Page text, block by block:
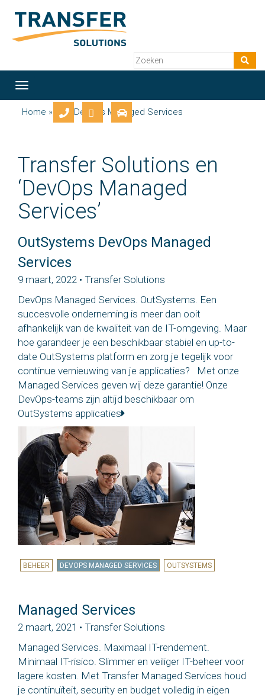
Toggle
navigation
Home » Tag: DevOps Managed Services
Transfer Solutions en
‘DevOps Managed
Services’
OutSystems DevOps Managed
Services
9 maart, 2022 • Transfer Solutions
DevOps Managed Services. OutSystems. Een
succesvolle onderneming is meer dan ooit
afhankelijk van de kwaliteit van de IT-omgeving. Maar
hoe garandeer je een beschikbaar stabiel en up-to-
date OutSystems platform en zorg je tegelijk voor
continue vernieuwing van je applicaties? Met onze
Managed Services geven wij deze garantie! Onze
DevOps-teams zijn altijd beschikbaar om
OutSystems applicaties
BEHEER DEVOPS MANAGED SERVICES OUTSYSTEMS
Managed Services
2 maart, 2021 • Transfer Solutions
Managed Services. Maximaal IT-rendement.
Minimaal IT-risico. Slimmer en veiliger IT-beheer voor
lagere kosten. Met Transfer Managed Services houd
je continuïteit, security en budget volledig in eigen